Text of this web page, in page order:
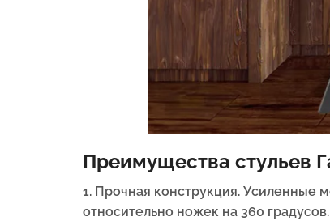
Преимущества стульев
1. Прочная конструкция. Усиленные
относительно ножек на 360 градусов.